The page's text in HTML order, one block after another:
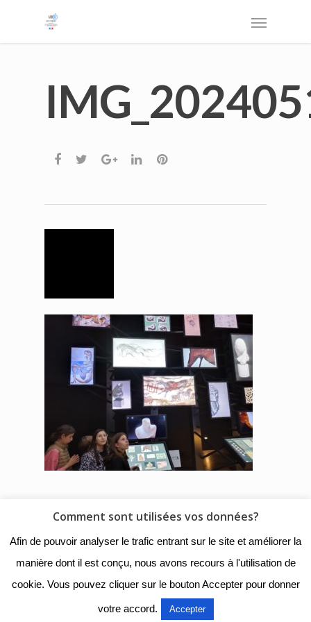
© 2018 - Collège Henri de
Navarre |Mentions légales|
Organigramme|Nous
contacter
Comment sont utilisées vos données?
Afin de pouvoir analyser le trafic entrant sur le site et améliorer la
manière dont il est conçu, nous avons recours à l'utilisation de
cookie. Vous pouvez cliquer sur le bouton Accepter pour donner
votre accord. Accepter